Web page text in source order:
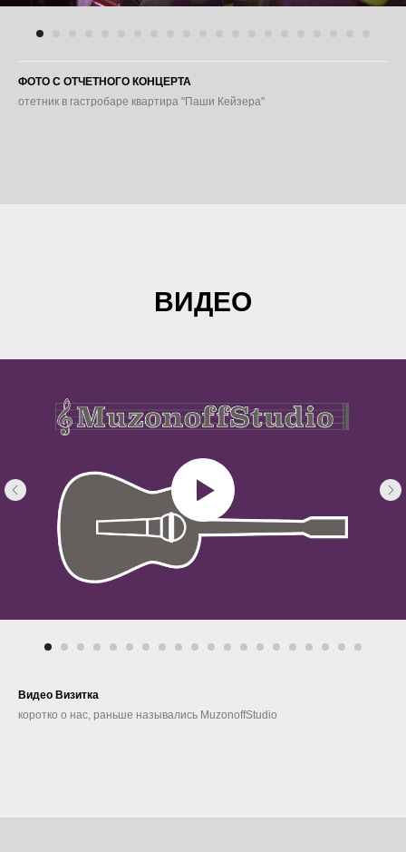
ФОТО С ОТЧЕТНОГО КОНЦЕРТА
отетник в гастробаре квартира "Паши Кейзера"
ВИДЕО
Видео Визитка
коротко о нас, раньше назывались MuzonoffStudio